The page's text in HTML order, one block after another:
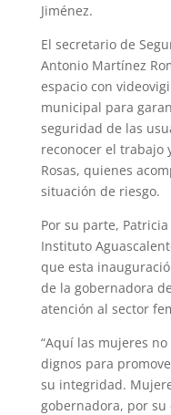
Jiménez.
El secretario de
Antonio Martínez
espacio con
municipal para
seguridad de las
reconocer el trabajo
Rosas, quienes
situación de riesgo.
Por su parte,
Instituto
que esta
de la gobernadora
atención al sector
“Aquí las mujeres
dignos para
su integridad.
gobernadora, por